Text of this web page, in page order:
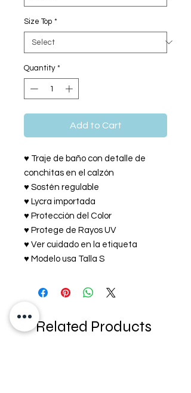
Size Top *
Quantity *
Add to Cart
♥ Traje de baño con detalle de
conchitas en el calzón
♥ Sostén regulable
♥ Lycra importada
♥ Protección del Color
♥ Protege de Rayos UV
♥ Ver cuidado en la etiqueta
♥ Modelo usa Talla S
Related Products